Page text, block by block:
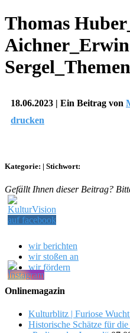
Thomas
Aichner_Erwin
18.06.2023 | Ein Beitrag von
drucken
Kategorie: | Stichwort:
Gefällt Ihnen dieser Beitrag?
wir berichten
wir stoßen an
wir fördern
Onlinemagazin
Kulturblitz | Furiose
Historische Schätze für